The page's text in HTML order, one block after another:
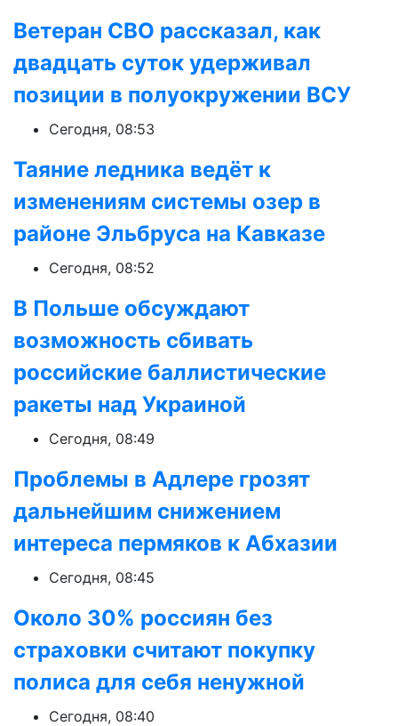
Ветеран СВО рассказал, как
двадцать суток удерживал
позиции в полуокружении ВСУ
Сегодня, 08:53
Таяние ледника ведёт к
изменениям системы озер в
районе Эльбруса на Кавказе
Сегодня, 08:52
В Польше обсуждают
возможность сбивать
российские баллистические
ракеты над Украиной
Сегодня, 08:49
Проблемы в Адлере грозят
дальнейшим снижением
интереса пермяков к Абхазии
Сегодня, 08:45
Около 30% россиян без
страховки считают покупку
полиса для себя ненужной
Сегодня, 08:40